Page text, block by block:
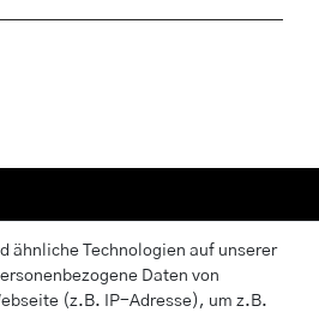
ähnliche Technologien auf unserer
Daten von
(z.B. IP-Adresse), um z.B.